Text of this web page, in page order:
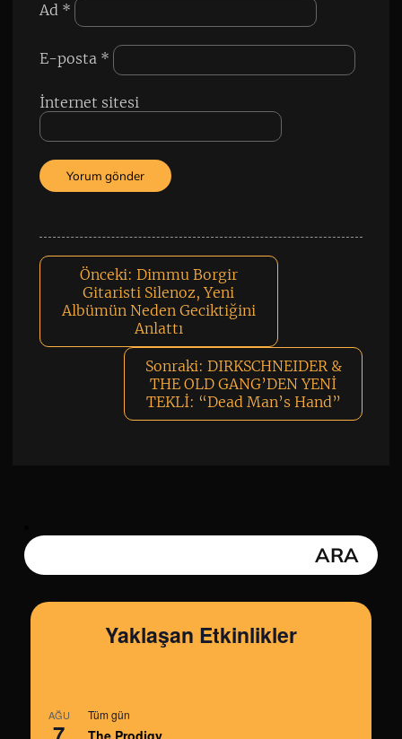
Ad *
E-posta *
İnternet sitesi
Önceki: Dimmu Borgir
Gitaristi Silenoz, Yeni
Albümün Neden Geciktiğini
Anlattı
Sonraki: DIRKSCHNEIDER &
THE OLD GANG’DEN YENİ
TEKLİ: “Dead Man’s Hand”
Yaklaşan Etkinlikler
AĞU Tüm gün